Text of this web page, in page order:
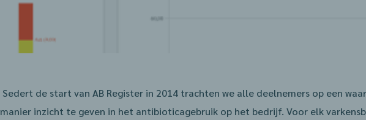
Sedert de start van AB Register in 2014 trachten we alle deelnemers op een
manier inzicht te geven in het antibioticagebruik op het bedrijf. Voor elk